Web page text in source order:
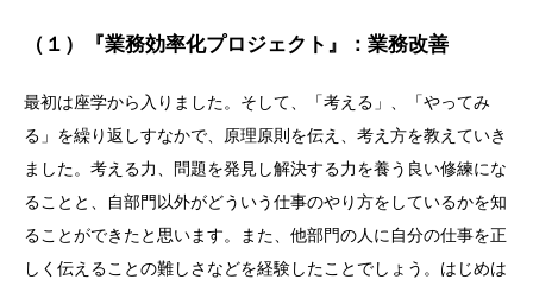
（１）『業務効率化プロジェクト』：業務改善
最初は座学から入りました。そして、「考える」、「やってみ
る」を繰り返しすなかで、原理原則を伝え、考え方を教えていき
ました。考える力、問題を発見し解決する力を養う良い修練にな
ることと、自部門以外がどういう仕事のやり方をしているかを知
ることができたと思います。また、他部門の人に自分の仕事を正
しく伝えることの難しさなどを経験したことでしょう。はじめは